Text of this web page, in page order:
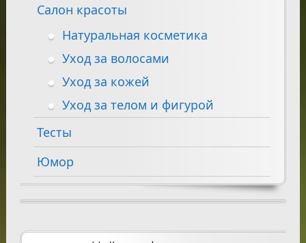
Салон красоты
Натуральная косметика
Уход за волосами
Уход за кожей
Уход за телом и фигурой
Тесты
Юмор